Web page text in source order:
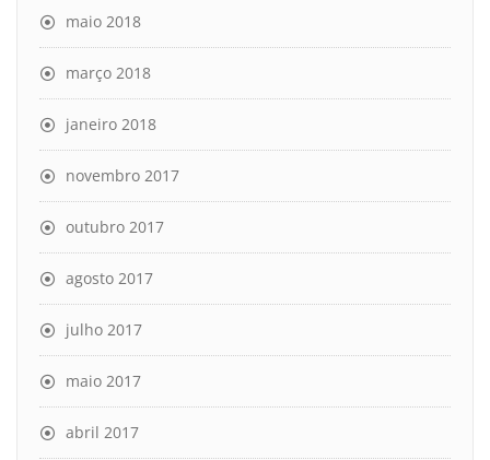
maio 2018
março 2018
janeiro 2018
novembro 2017
outubro 2017
agosto 2017
julho 2017
maio 2017
abril 2017